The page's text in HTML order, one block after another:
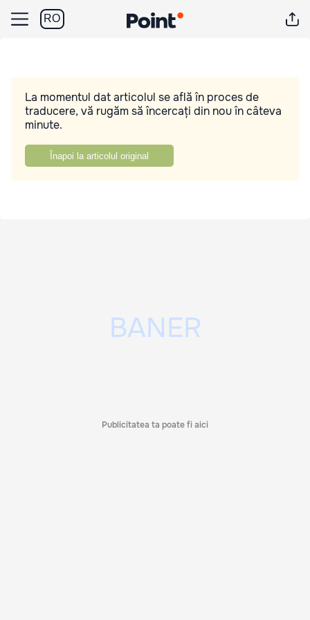
RO
La momentul dat articolul se află în proces de
traducere, vă rugăm să încercați din nou în câteva
minute.
Înapoi la articolul original
Publicitatea ta poate fi aici